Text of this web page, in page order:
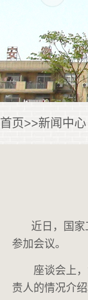
首页>>新闻中心
近日，国
参加会议。
座谈会上，黄
责人的情况介